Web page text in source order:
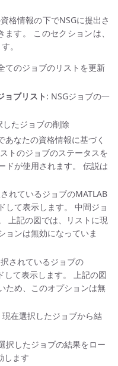
格情報の下でNSGに提出さ
す。 このセクションは、
。
てのジョブのリストを更新
ブリスト : NSGジョブの一
したジョブの削除
あなたの資格情報に基づく
トのジョブのステータスを
ドが使用されます。 伝説は
れているジョブのMATLAB
して表示します。 中間ジョ
上記の図では、リストに現
ョンは無効になっていま
されているジョブの
して表示します。 上記の図
ため、このオプションは無
現在選択したジョブから結
択したジョブの結果をロー
します